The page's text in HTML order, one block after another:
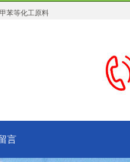
苯等化工原料
言